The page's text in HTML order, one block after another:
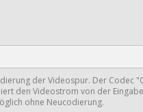
der Videospur. Der Codec
den Videostrom von der
ohne Neucodierung.